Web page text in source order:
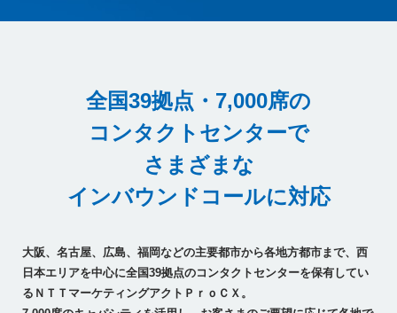
全国39拠点・7,000席の
コンタクトセンターで
さまざまな
インバウンドコールに対応
大阪、名古屋、広島、福岡などの主要都市から各地方都市まで、西
日本エリアを中心に全国39拠点のコンタクトセンターを保有してい
るＮＴＴマーケティングアクトＰｒｏＣＸ。